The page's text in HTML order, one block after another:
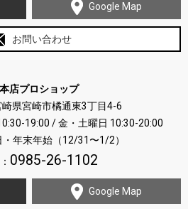
Google Map
お問い合わせ
店プロショップ
県宮崎市橘通東3丁目4-6
19:00 / 金・土曜日 10:30-20:00
年末年始（12/31〜1/2）
0985-26-1102
Google Map